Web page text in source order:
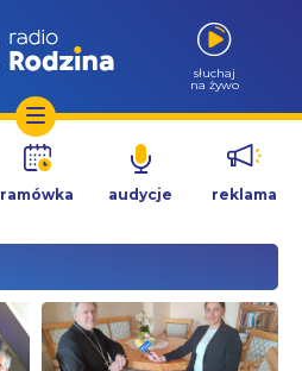
słuchaj
na żywo
ramówka audycje reklama